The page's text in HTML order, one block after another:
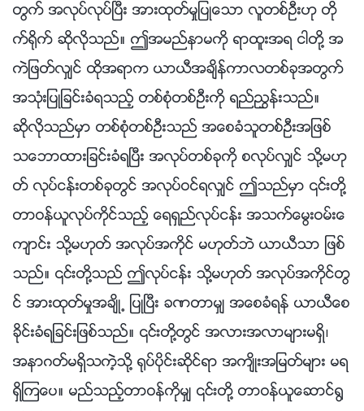
တြက္ အလုပ္လုပ္ၿပီး အားထုတ္မႈျပဳေသာ လူတစ္ဦးဟု တို
က္႐ိုက္ ဆိုလိုသည္။ ဤအမည္နာမကို ရာထူးအရ ငါတို႔ အ
ကဲျဖတ္လွ်င္ ထိုအရာက ယာယီအခ်ိန္ကာလတစ္ခုအတြက္
အသုံးျပဳျခင္းခံရသည့္ တစ္စုံတစ္ဦးကို ရည္ၫႊန္းသည္။
ဆိုလိုသည္မွာ တစ္စုံတစ္ဦးသည္ အေစခံသူတစ္ဦးအျဖစ္
သေဘာထားျခင္းခံရၿပီး အလုပ္တစ္ခုကို စလုပ္လွ်င္ သို႔မဟု
တ္ လုပ္ငန္းတစ္ခုတြင္ အလုပ္ဝင္ရလွ်င္ ဤသည္မွာ ၎တို႔
တာဝန္ယူလုပ္ကိုင္သည့္ ေရရွည္လုပ္ငန္း အသက္ေမြးဝမ္းေ
က်ာင္း သို႔မဟုတ္ အလုပ္အကိုင္ မဟုတ္ဘဲ ယာယီသာ ျဖစ္
သည္။ ၎တို႔သည္ ဤလုပ္ငန္း သို႔မဟုတ္ အလုပ္အကိုင္တြ
င္ အားထုတ္မႈအခ်ိဳ႕ ျပဳၿပီး ခဏတာမွ် အေစခံရန္ ယာယီေစ
ခိုင္းခံရျခင္းျဖစ္သည္။ ၎တို႔တြင္ အလားအလာမ်ားမရွိ၊
အနာဂတ္မရွိသကဲ့သို႔ ႐ုပ္ပိုင္းဆိုင္ရာ အက်ိဳးအျမတ္မ်ား မရ
ရွိၾကေပ။ မည္သည့္တာဝန္ကိုမွ် ၎တို႔ တာဝန္ယူေဆာင္႐ြ